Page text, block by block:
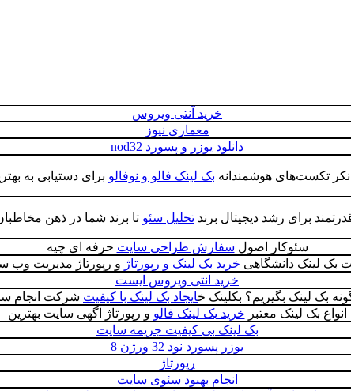
خرید آنتی ویروس
معماری نیوز
دانلود یوزر و پسورد nod32
تکست‌های هوشمندانه بک لینک فالو و نوفالو برای دستیابی به
برای رشد دیجیتال برند تحلیل سئو تا برند شما در ذهن
سئوکار اصول سفارش طراحی سایت حرفه ای چیه
بک لینک دانشگاهی خرید بک لینک و رپورتاژ و رپورتاژ مدیریت وب
خرید انتی ویروس ایست
بک لینک بگیریم؟ بکلینک خایجاد بک لینک با کیفیت شرکت انجام
انواع بک لینک معتبر خرید بک لینک فالو و رپورتاژ اگهی سایت بهترین
بک لینک بی کیفیت جریمه سایت
یوزر پسورد نود 32 ورژن 8
رپورتاژ
انجام بهبود سئوی سایت